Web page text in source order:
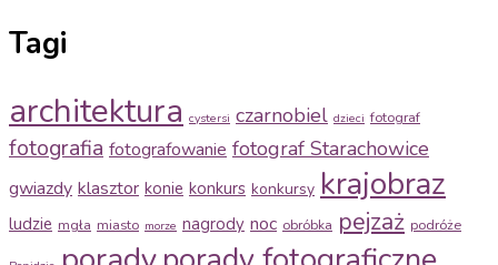
Tagi
architektura cystersi czarnobiel dzieci fotograf
fotografia fotografowanie fotograf Starachowice
gwiazdy klasztor konie konkurs konkursy krajobraz
ludzie mgła miasto morze nagrody noc obróbka pejzaż podróże